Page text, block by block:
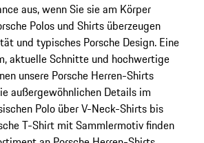
aus, wenn Sie sie am Körper
Polos und Shirts überzeugen
und typisches Porsche Design. Eine
aktuelle Schnitte und hochwertige
unsere Porsche Herren-Shirts
außergewöhnlichen Details im
Polo über V-Neck-Shirts bis
T-Shirt mit Sammlermotiv finden